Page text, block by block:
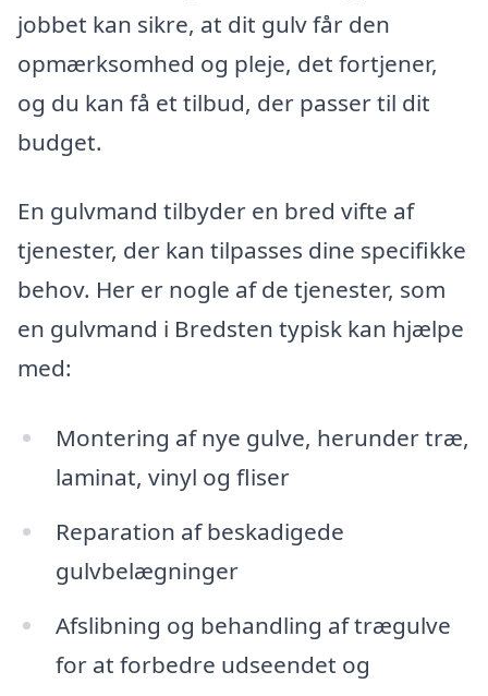
jobbet kan sikre, at dit gulv får den
opmærksomhed og pleje, det fortjener,
og du kan få et tilbud, der passer til dit
budget.
En gulvmand tilbyder en bred vifte af
tjenester, der kan tilpasses dine specifikke
behov. Her er nogle af de tjenester, som
en gulvmand i Bredsten typisk kan hjælpe
med:
Montering af nye gulve, herunder træ,
laminat, vinyl og fliser
Reparation af beskadigede
gulvbelægninger
Afslibning og behandling af trægulve
for at forbedre udseendet og